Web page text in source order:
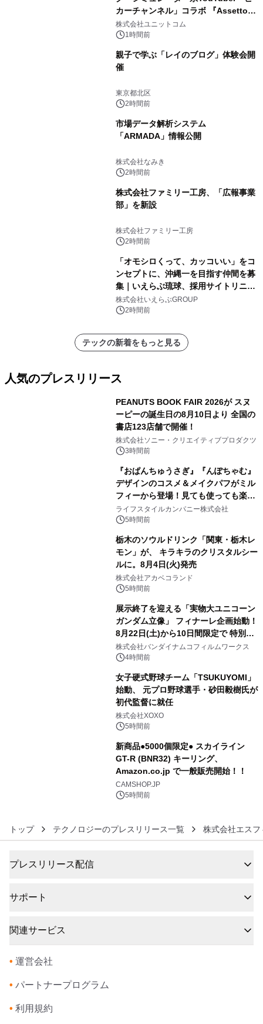
カーチャンネル」コラボ 『Assetto
Corsa EVO』推奨パソコン販売中
株式会社ユニットコム
1時間前
親子で学ぶ「レイのブログ」体験会開
催
東京都北区
2時間前
市場データ解析システム
「ARMADA」情報公開
株式会社なみき
2時間前
株式会社ファミリー工房、「広報事業
部」を新設
株式会社ファミリー工房
2時間前
「オモシロくって、カッコいい」をコ
ンセプトに、沖縄一を目指す仲間を募
集｜いえらぶ琉球、採用サイトリニュ
ーアル
株式会社いえらぶGROUP
2時間前
テックの新着をもっと見る
人気のプレスリリース
PEANUTS BOOK FAIR 2026が スヌ
ーピーの誕生日の8月10日より 全国の
書店123店舗で開催！
株式会社ソニー・クリエイティブプロダクツ
3時間前
『おぱんちゅうさぎ』『んぽちゃむ』
デザインのコスメ＆メイクパフがミル
フィーから登場！見ても使っても楽し
い、ポップでキュートなコレクショ
ン。
ライフスタイルカンパニー株式会社
5時間前
栃木のソウルドリンク「関東・栃木レ
モン」が、 キラキラのクリスタルシー
ルに。8月4日(火)発売
株式会社アカベコランド
5時間前
展示終了を迎える「実物大ユニコーン
ガンダム立像」 フィナーレ企画始動！
8月22日(土)から10日間限定で 特別映
像『UNICORN GUNDAM Statue ―
BEYOND POSSIBILITY ―』を上映！
株式会社バンダイナムコフィルムワークス
4時間前
女子硬式野球チーム「TSUKUYOMI」
始動、 元プロ野球選手・砂田毅樹氏が
初代監督に就任
株式会社XOXO
5時間前
新商品●5000個限定● スカイライン
GT-R (BNR32) キーリング、
Amazon.co.jp で一般販売開始！！
CAMSHOP.JP
5時間前
トップ テクノロジーのプレスリリース一覧 株式会社エスフ
プレスリリース配信
サポート
関連サービス
• 運営会社
• パートナープログラム
• 利用規約